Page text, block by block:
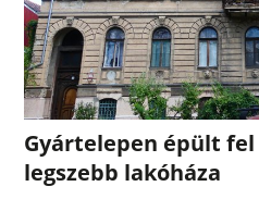
Gyártelepen épült
legszebb lakóháza